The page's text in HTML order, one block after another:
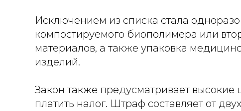
Исключением из списка стала
компостируемого биополимера или
материалов, а также упаковка
изделий.
Закон также предусматривает высокие
платить налог. Штраф составляет от